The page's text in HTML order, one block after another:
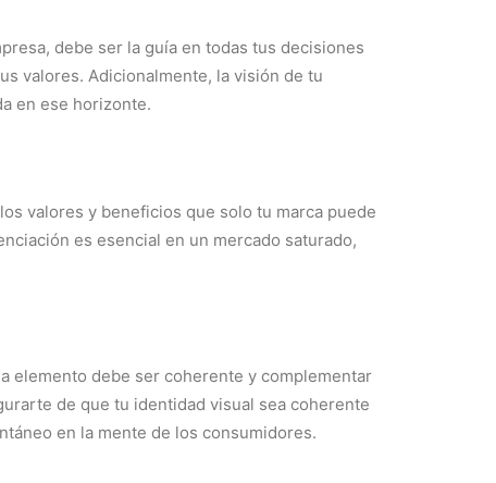
debe ser la guía en todas tus decisiones
valores. Adicionalmente, la visión de tu
en ese horizonte.
valores y beneficios que solo tu marca puede
es esencial en un mercado saturado,
elemento debe ser coherente y complementar
de que tu identidad visual sea coherente
en la mente de los consumidores.